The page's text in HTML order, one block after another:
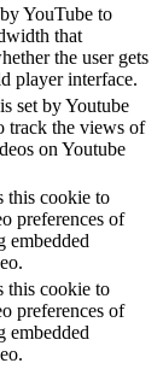
YouTube to
that
the user gets
player interface.
set by Youtube
track the views of
on Youtube
this cookie to
preferences of
embedded
this cookie to
preferences of
embedded